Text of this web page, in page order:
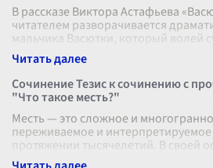
В рассказе Виктора Астафьева
читателем разворачивается
мальчика Васютки, который волей
на один с суровой природой
Сочинение Тезис к сочинению с
"Что такое месть?"
Месть — это сложное и
переживаемое и
протяжении тысячелетий. В своей
представляет собой ответное